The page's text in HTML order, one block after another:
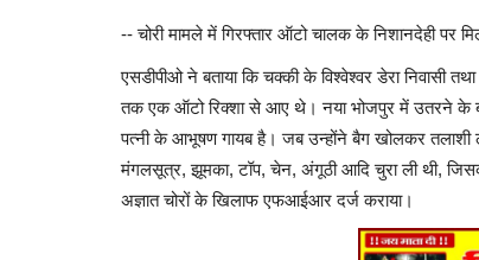
-- चोरी मामले में गिरफ्तार ऑटो चालक के निशानदेही पर
एसडीपीओ ने बताया कि चक्की के विश्वेश्वर डेरा
तक एक ऑटो रिक्शा से आए थे। नया भोजपुर में उतरने के
पत्नी के आभूषण गायब है। जब उन्होंने बैग खोलकर
मंगलसूत्र, झूमका, टॉप, चेन, अंगूठी आदि चुरा ली थी,
अज्ञात चोरों के खिलाफ एफआईआर दर्ज कराया।